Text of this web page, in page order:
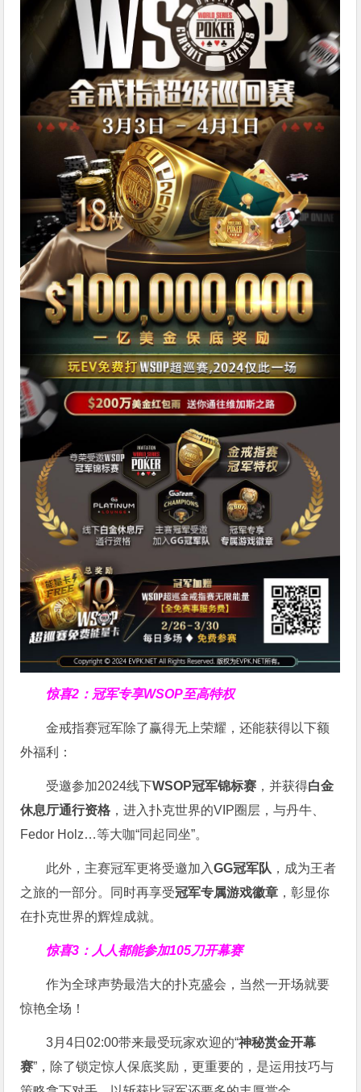
惊喜2：冠军专享WSOP至高特权
金戒指赛冠军除了赢得无上荣耀，还能获得以下额
外福利：
受邀参加2024线下WSOP冠军锦标赛 ，并获得白金
休息厅通行资格 ，进入扑克世界的VIP圈层，与丹牛、
Fedor Holz…等大咖“同起同坐”。
此外，主赛冠军更将受邀加入GG冠军队 ，成为王者
之旅的一部分。同时再享受冠军专属游戏徽章 ，彰显你
在扑克世界的辉煌成就。
惊喜3：人人都能参加105刀开幕赛
作为全球声势最浩大的扑克盛会，当然一开场就要
惊艳全场！
3月4日02:00带来最受玩家欢迎的“神秘赏金开幕
赛”，除了锁定惊人保底奖励，更重要的，是运用技巧与